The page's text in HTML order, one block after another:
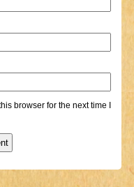
browser for the next time I